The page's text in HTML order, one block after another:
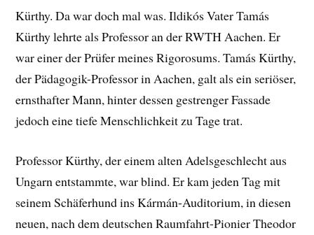
Kürthy. Da war doch mal was. Ildikós Vater Tamás
Kürthy lehrte als Professor an der RWTH Aachen. Er
war einer der Prüfer meines Rigorosums. Tamás Kürthy,
der Pädagogik-Professor in Aachen, galt als ein seriöser,
ernsthafter Mann, hinter dessen gestrenger Fassade
jedoch eine tiefe Menschlichkeit zu Tage trat.
Professor Kürthy, der einem alten Adelsgeschlecht aus
Ungarn entstammte, war blind. Er kam jeden Tag mit
seinem Schäferhund ins Kármán-Auditorium, in diesen
neuen, nach dem deutschen Raumfahrt-PionierTheodor